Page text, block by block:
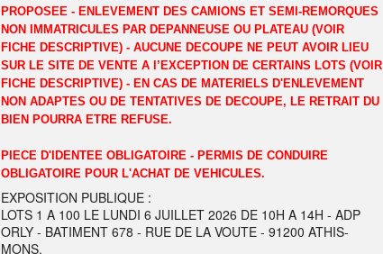
PROPOSEE - ENLEVEMENT DES CAMIONS ET SEMI-REMORQUES
NON IMMATRICULES PAR DEPANNEUSE OU PLATEAU (VOIR
FICHE DESCRIPTIVE) - AUCUNE DECOUPE NE PEUT AVOIR LIEU
SUR LE SITE DE VENTE A l’EXCEPTION DE CERTAINS LOTS (VOIR
FICHE DESCRIPTIVE) - EN CAS DE MATERIELS D'ENLEVEMENT
NON ADAPTES OU DE TENTATIVES DE DECOUPE, LE RETRAIT DU
BIEN POURRA ETRE REFUSE.
PIECE D'IDENTEE OBLIGATOIRE - PERMIS DE CONDUIRE
OBLIGATOIRE POUR L'ACHAT DE VEHICULES.
EXPOSITION PUBLIQUE :
LOTS 1 A 100 LE LUNDI 6 JUILLET 2026 DE 10H A 14H - ADP
ORLY - BATIMENT 678 - RUE DE LA VOUTE - 91200 ATHIS-
MONS.